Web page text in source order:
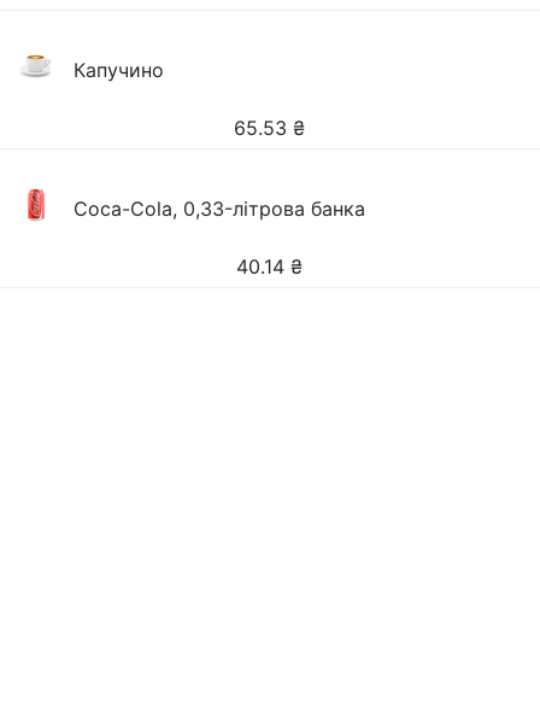
Капучино
65.53 ₴
Coca-Cola, 0,33-літрова банка
40.14 ₴